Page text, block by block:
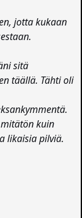
jotta kukaan
sitä
täällä. Tähti oli
kuin
likaisia pilviä.